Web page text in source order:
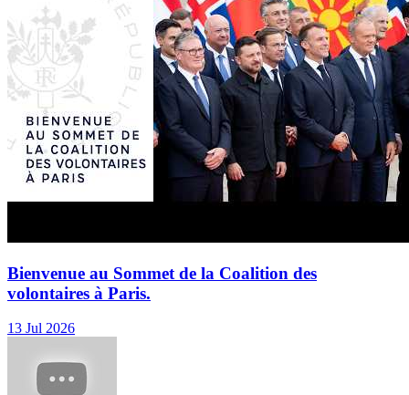
Bienvenue au Sommet de la Coalition des
volontaires à Paris.
13 Jul 2026